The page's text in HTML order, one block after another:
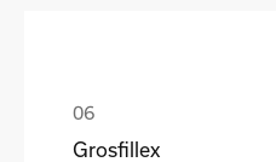
Grosfillex